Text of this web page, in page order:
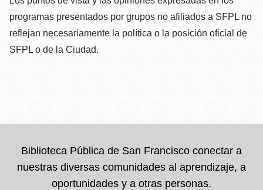
programas presentados por grupos no afiliados a SFPL no
reflejan necesariamente la política o la posición oficial de
SFPL o de la Ciudad.
Biblioteca Pública de San Francisco conectar a
nuestras diversas comunidades al aprendizaje, a
oportunidades y a otras personas.